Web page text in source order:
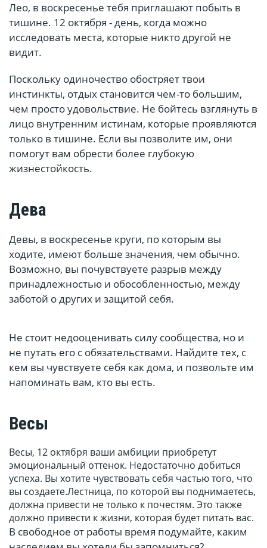
Лео, в воскресенье тебя приглашают побыть в
тишине. 12 октября - день, когда можно
исследовать места, которые никто другой не
видит.
Поскольку одиночество обостряет твои
инстинкты, отдых становится чем-то большим,
чем просто удовольствие. Не бойтесь взглянуть в
лицо внутренним истинам, которые проявляются
только в тишине. Если вы позволите им, они
помогут вам обрести более глубокую
жизнестойкость.
Дева
Девы, в воскресенье круги, по которым вы
ходите, имеют больше значения, чем обычно.
Возможно, вы почувствуете разрыв между
принадлежностью и обособленностью, между
заботой о других и защитой себя.
Не стоит недооценивать силу сообщества, но и
не путать его с обязательствами. Найдите тех, с
кем вы чувствуете себя как дома, и позвольте им
напоминать вам, кто вы есть.
Весы
Весы, 12 октября ваши амбиции приобретут
эмоциональный оттенок. Недостаточно добиться
успеха. Вы хотите чувствовать себя частью того, что
вы создаете.Лестница, по которой вы поднимаетесь,
должна привести не только к почестям. Это также
должно привести к жизни, которая будет питать вас.
В свободное от работы время подумайте, каким